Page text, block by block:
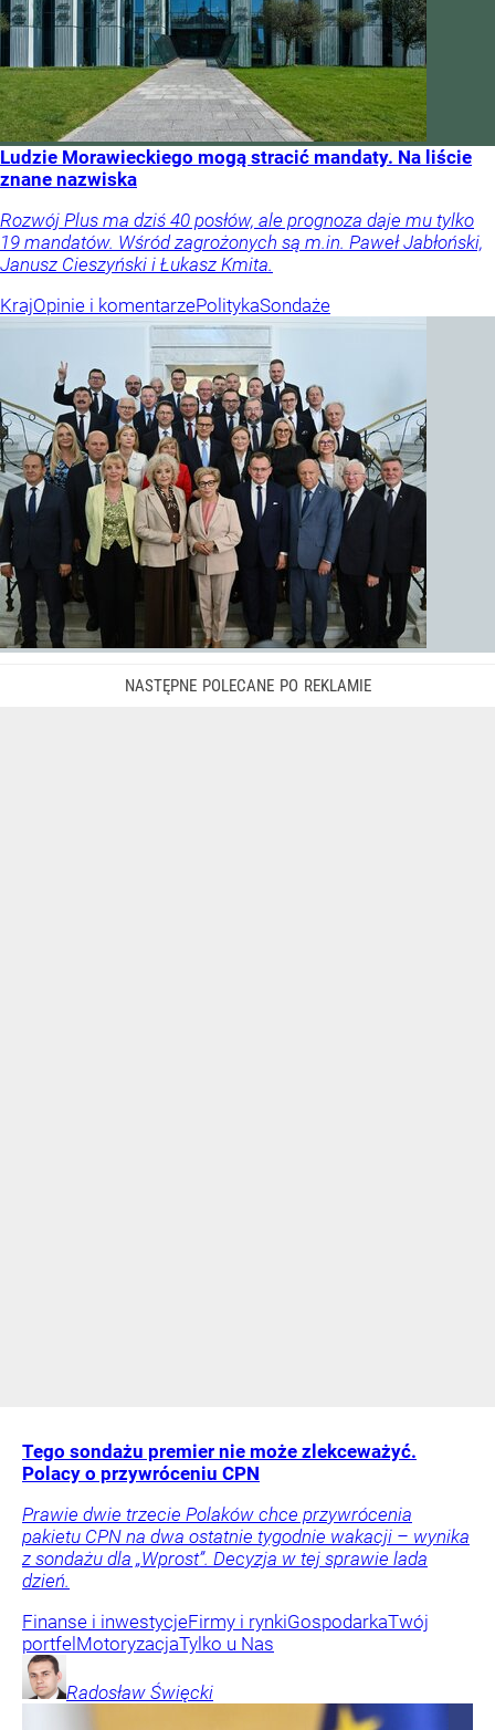
Ludzie Morawieckiego mogą stracić mandaty. Na liście
znane nazwiska
Rozwój Plus ma dziś 40 posłów, ale prognoza daje mu tylko
19 mandatów. Wśród zagrożonych są m.in. Paweł Jabłoński,
Janusz Cieszyński i Łukasz Kmita.
KrajOpinie i komentarzePolitykaSondaże
Tego sondażu premier nie może zlekceważyć.
Polacy o przywróceniu CPN
Prawie dwie trzecie Polaków chce przywrócenia
pakietu CPN na dwa ostatnie tygodnie wakacji – wynika
z sondażu dla „Wprost”. Decyzja w tej sprawie lada
dzień.
Finanse i inwestycjeFirmy i rynkiGospodarkaTwój
portfel MotoryzacjaTylko u Nas
Radosław Święcki